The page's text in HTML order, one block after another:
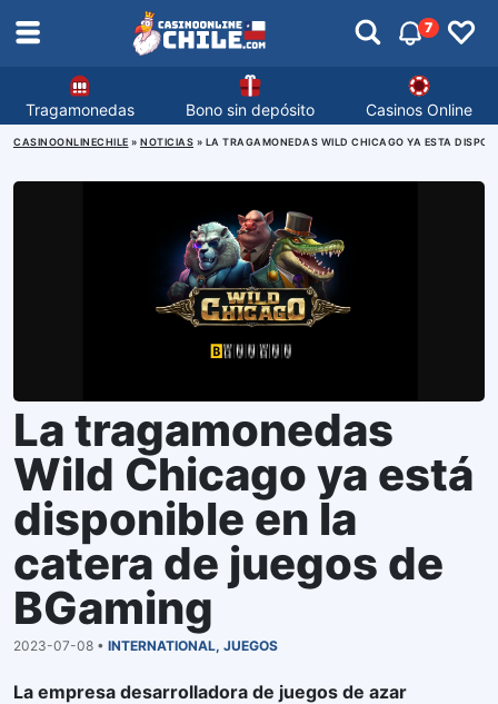
7
Tragamonedas Bono sin depósito Casinos Online
CASINOONLINECHILE » NOTICIAS » LA TRAGAMONEDAS WILD CHICAGO YA ESTA
La tragamonedas
Wild Chicago ya está
disponible en la
catera de juegos de
BGaming
2023-07-08 • INTERNATIONAL, JUEGOS
La empresa desarrolladora de juegos de azar